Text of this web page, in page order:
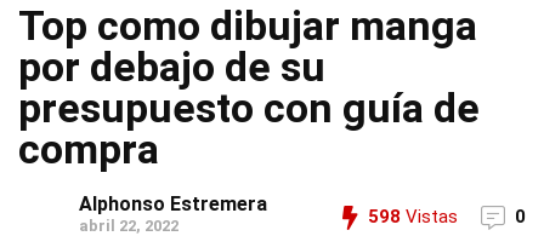
Top como dibujar manga
por debajo de su
presupuesto con guía de
compra
Alphonso Estremera
abril 22, 2022 598 Vistas 0